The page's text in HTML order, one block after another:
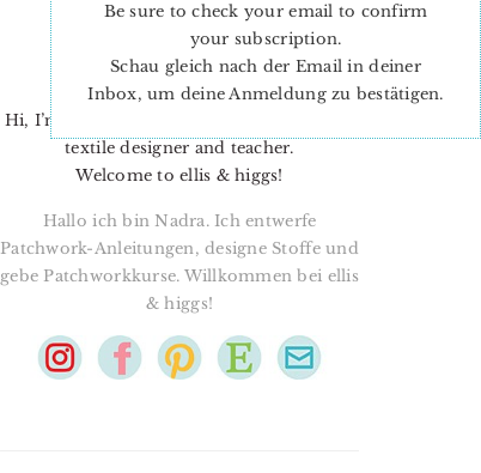
Hi, I’m Nadra. I’m a quilt pattern designer,
textile designer and teacher.
Welcome to ellis & higgs!
Hallo ich bin Nadra. Ich entwerfe
Patchwork-Anleitungen, designe Stoffe und
gebe Patchworkkurse. Willkommen bei ellis
& higgs!
Be sure to check your email to confirm
your subscription.
Schau gleich nach der Email in deiner
Inbox, um deine Anmeldung zu bestätigen.